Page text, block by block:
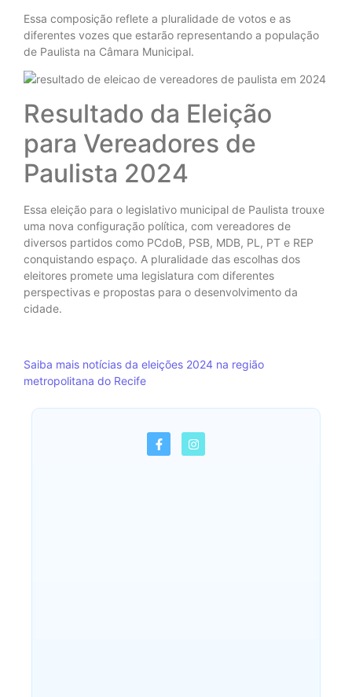
Essa composição reflete a pluralidade de votos e as
diferentes vozes que estarão representando a população
de Paulista na Câmara Municipal.
Resultado da Eleição
para Vereadores de
Paulista 2024
Essa eleição para o legislativo municipal de Paulista trouxe
uma nova configuração política, com vereadores de
diversos partidos como PCdoB, PSB, MDB, PL, PT e REP
conquistando espaço. A pluralidade das escolhas dos
eleitores promete uma legislatura com diferentes
perspectivas e propostas para o desenvolvimento da
cidade.
Saiba mais notícias da eleições 2024 na região
metropolitana do Recife